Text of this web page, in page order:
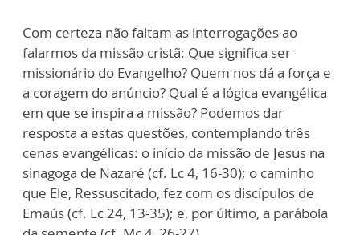
Com certeza não faltam as interrogações ao
falarmos da missão cristã: Que significa ser
missionário do Evangelho? Quem nos dá a força e
a coragem do anúncio? Qual é a lógica evangélica
em que se inspira a missão? Podemos dar
resposta a estas questões, contemplando três
cenas evangélicas: o início da missão de Jesus na
sinagoga de Nazaré (cf. Lc 4, 16-30); o caminho
que Ele, Ressuscitado, fez com os discípulos de
Emaús (cf. Lc 24, 13-35); e, por último, a parábola